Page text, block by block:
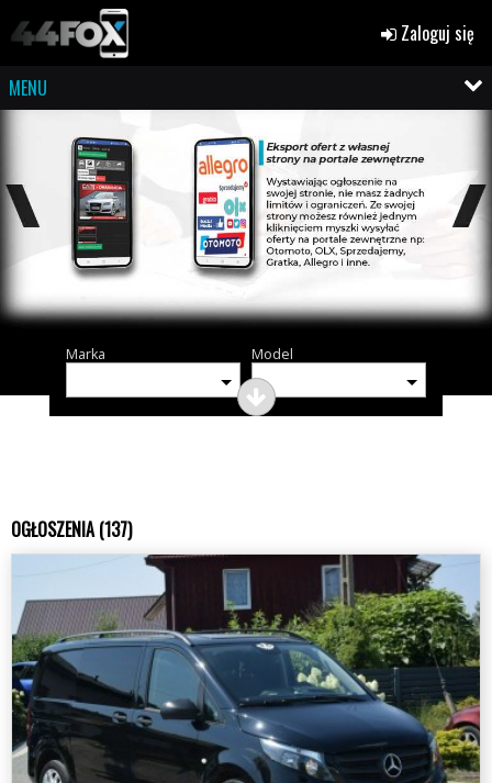
Zaloguj się
MENU
Marka Model
OGŁOSZENIA (137)